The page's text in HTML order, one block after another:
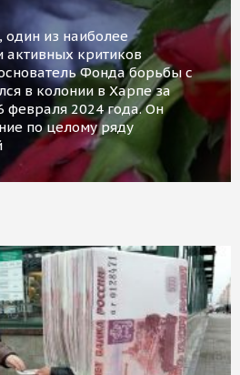
из наиболее
активных критиков
Фонда борьбы с
в колонии в Харпе за
2024 года. Он
по целому ряду